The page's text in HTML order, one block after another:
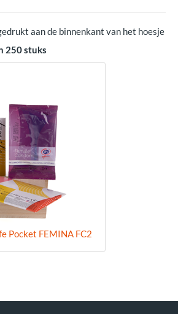
aan de binnenkant van het hoesje
250 stuks
Pocket FEMINA FC2